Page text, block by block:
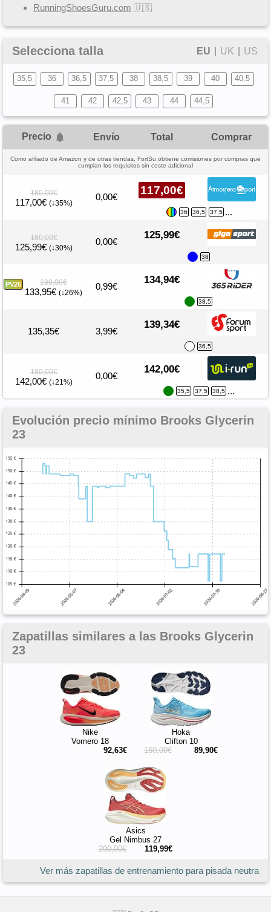
RunningShoesGuru.com 🇺🇸
Selecciona talla EU UK US
35,5 36 36,5 37,5 38 38,5 39 40 40,5
41 42 42,5 43 44 44,5
Precio Envío Total Comprar
Como afiliado de Amazon y de otras tiendas, FortSu obtiene comisiones por compras que
cumplan los requisitos sin coste adicional
180,00€
117,00€ (↓35%)
0,00€
117,00€
36 36,5 37,5 ...
180,00€
125,99€ (↓30%)
0,00€
125,99€
38
PV26 180,00€
133,95€ (↓26%)
0,99€
134,94€
38,5
135,35€ 3,99€
139,34€
36,5
180,00€
142,00€ (↓21%)
0,00€
142,00€
35,5 37,5 38,5 ...
Evolución precio mínimo Brooks Glycerin
23
Zapatillas similares a las Brooks Glycerin
23
Nike
Vomero 18
92,63€
Hoka
Clifton 10
160,00€
89,90€
Asics
Gel Nimbus 27
200,00€
119,99€
Ver más zapatillas de entrenamiento para pisada neutra